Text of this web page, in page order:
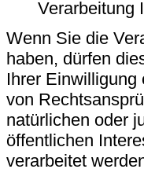
Verarbeitung
Wenn Sie die
haben, dürfen
Ihrer Einwilligung
von
natürlichen oder
öffentlichen
verarbeitet